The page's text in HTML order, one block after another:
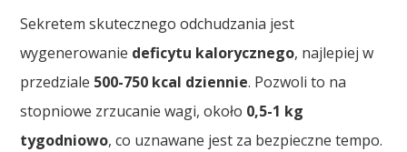
Sekretem skutecznego odchudzania jest
wygenerowanie deficytu kalorycznego, najlepiej w
przedziale 500-750 kcal dziennie. Pozwoli to na
stopniowe zrzucanie wagi, około 0,5-1 kg
tygodniowo, co uznawane jest za bezpieczne tempo.